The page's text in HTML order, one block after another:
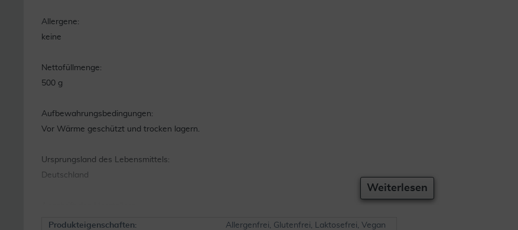
Allergene:
keine
Nettofüllmenge:
500 g
Aufbewahrungsbedingungen:
Vor Wärme geschützt und trocken lagern.
Ursprungsland des Lebensmittels:
Deutschland
Aleavedis Naturprodukte GmbH
Weiterlesen
Produkteigenschaften: Allergenfrei, Glutenfrei, Laktosefrei, Vegan